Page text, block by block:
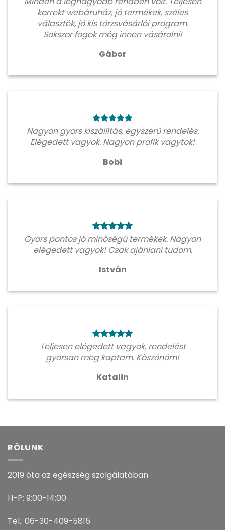
korrekt webáruház, jó termékek, széles
választék, jó kis törzsvásárlói program.
Sokszor fogok még innen vásárolni!
Gábor
Nagyon gyors kiszállítás, egyszerű rendelés.
Elégedett vagyok. Nagyon profik vagytok!
Bobi
Gyors pontos jó minőségű termékek. Nagyon
elégedett vagyok! Csak ajánlani tudom.
István
Teljesen elégedett vagyok, rendelést
gyorsan meg kaptam. Köszönöm!
Katalin
RÓLUNK
2019 óta az egészség szolgálatában
H-P: 9:00-14:00
Tel.: 06-30-409-5815